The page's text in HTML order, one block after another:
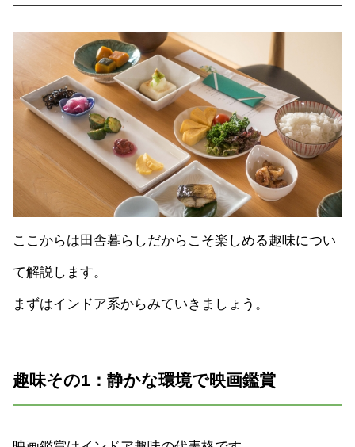
ここからは田舎暮らしだからこそ楽しめる趣味につい
て解説します。
まずはインドア系からみていきましょう。
趣味その1：静かな環境で映画鑑賞